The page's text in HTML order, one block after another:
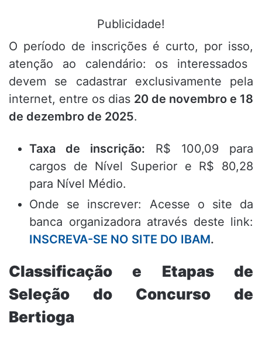
Publicidade!
O período de inscrições é curto, por isso,
atenção ao calendário: os interessados
devem se cadastrar exclusivamente pela
internet, entre os dias 20 de novembro e 18
de dezembro de 2025.
Taxa de inscrição: R$ 100,09 para
cargos de Nível Superior e R$ 80,28
para Nível Médio.
Onde se inscrever: Acesse o site da
banca organizadora através deste link:
INSCREVA-SE NO SITE DO IBAM.
Classificação e Etapas de
Seleção do Concurso de
Bertioga